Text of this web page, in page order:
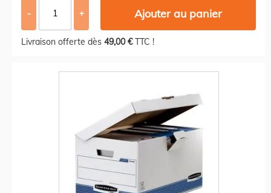
- + Ajouter au panier
Livraison offerte dès 49,00 €TTC !